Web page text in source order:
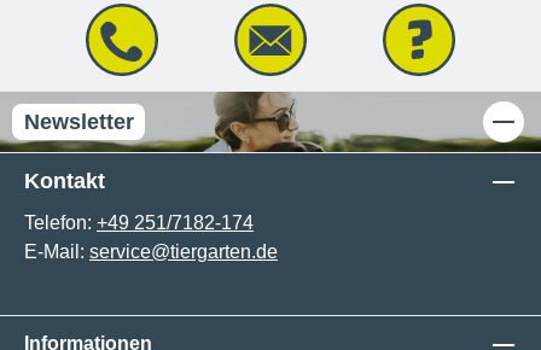
Newsletter
Kontakt
Telefon: +49 251/7182-174
E-Mail: service@tiergarten.de
Informationen